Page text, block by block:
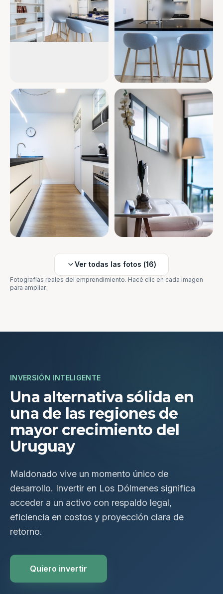
Ver todas las fotos (16)
Fotografías reales del emprendimiento. Hacé clic en cada imagen
para ampliar.
INVERSIÓN INTELIGENTE
Una alternativa sólida en
una de las regiones de
mayor crecimiento del
Uruguay
Maldonado vive un momento único de
desarrollo. Invertir en Los Dólmenes significa
acceder a un activo con respaldo legal,
eficiencia en costos y proyección clara de
retorno.
Quiero invertir